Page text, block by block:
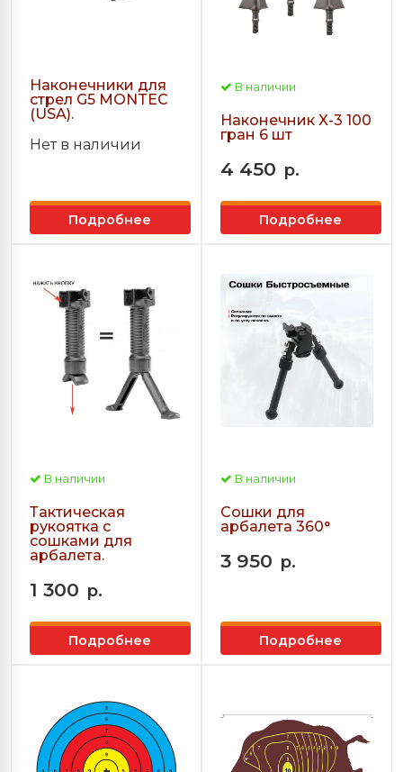
Наконечники для
стрел G5 MONTEC
(USA).
Нет в наличии
Подробнее
В наличии
Наконечник X-3 100
гран 6 шт
4 450 р.
Подробнее
В наличии
Тактическая
рукоятка с
сошками для
арбалета.
1 300 р.
Подробнее
В наличии
Сошки для
арбалета 360°
3 950 р.
Подробнее